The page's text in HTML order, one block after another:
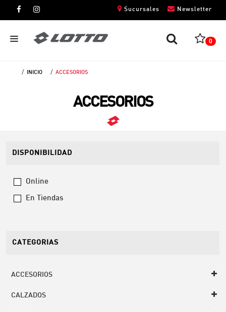
Newsletter
Sucursales
0
INICIO ACCESORIOS
ACCESORIOS
DISPONIBILIDAD
Online
En Tiendas
CATEGORIAS
ACCESORIOS
CALZADOS